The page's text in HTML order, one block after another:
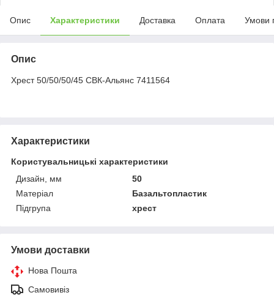
Опис Характеристики Доставка Оплата Умови
Опис
Хрест 50/50/50/45 СВК-Альянс 7411564
Характеристики
Користувальницькі характеристики
Дизайн, мм
50
Матеріал
Базальтопластик
Підгрупа
хрест
Умови доставки
Нова Пошта
Самовивіз